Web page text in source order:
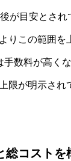
が目安とさ
りこの範囲を
数料が高く
限が明示され
総コストを